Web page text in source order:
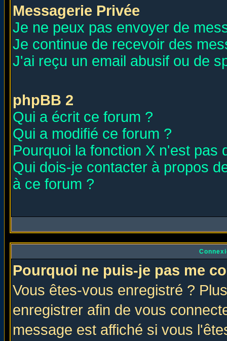
Messagerie Privée
Je ne peux pas envoyer de
Je continue de recevoir des
J'ai reçu un email abusif ou de
phpBB 2
Qui a écrit ce forum ?
Qui a modifié ce forum ?
Pourquoi la fonction X n'est pas
Qui dois-je contacter à propos
à ce forum ?
Pourquoi ne puis-je pas me
Vous êtes-vous enregistré ?
enregistrer afin de vous
message est affiché si vous